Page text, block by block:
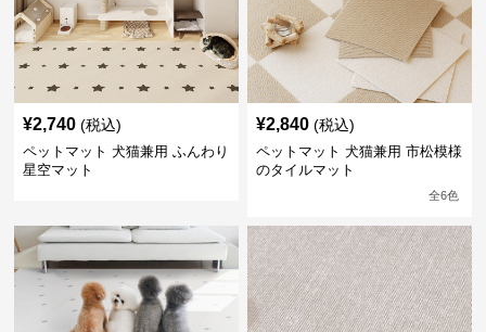
¥2,740 (税込)
ペットマット 犬猫兼用 ふんわり
星空マット
¥2,840 (税込)
ペットマット 犬猫兼用 市松模様
のタイルマット
全6色